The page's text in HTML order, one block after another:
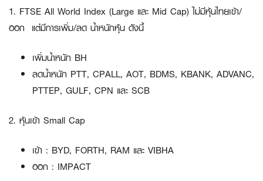
1. FTSE All World Index (Large และ Mid Cap)ไม่มีหุ้นไทยเข้า/
ออก แต่มีการเพิ่ม/ลด น้ำหนักหุ้น ดังนี้
เพิ่มน้ำหนัก BH
ลดน้ำหนัก PTT, CPALL, AOT, BDMS, KBANK, ADVANC,
PTTEP, GULF, CPN และ SCB
2. หุ้นเข้า Small Cap
เข้า : BYD, FORTH, RAM และ VIBHA
ออก : IMPACT